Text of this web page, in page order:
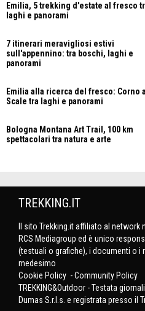
Emilia, 5 trekking d'estate al fresco
laghi e panorami
7 itinerari meravigliosi estivi
sull'appennino: tra boschi, laghi e
panorami
Emilia alla ricerca del fresco: Corno
Scale tra laghi e panorami
Bologna Montana Art Trail, 100 km
spettacolari tra natura e arte
TREKKING.IT
Il sito Trekking.it affiliato al
RCS Mediagroup ed è unico
(testuali o grafiche), i documenti o i
medesimo
Cookie Policy -Community Policy
TREKKING&Outdoor - Testata
Dumas S.r.l.s. e registrata presso il